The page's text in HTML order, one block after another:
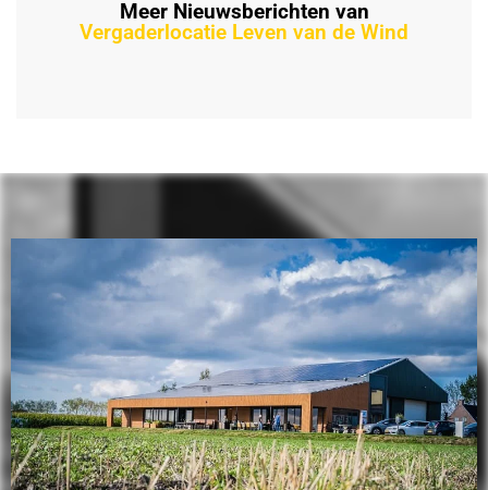
Meer Nieuwsberichten van
Vergaderlocatie Leven van de Wind